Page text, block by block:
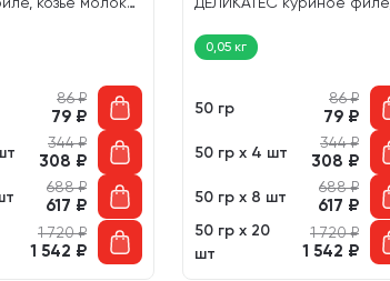
86₽
79 ₽
344₽
308 ₽
688₽
617 ₽
1 720₽
1 542 ₽
гр)0,05 кг
50 гр
86₽
79 ₽
50 гр х 4 шт
344₽
308 ₽
50 гр х 8 шт
688₽
617 ₽
50 гр х 20
шт
1 720₽
1 542 ₽